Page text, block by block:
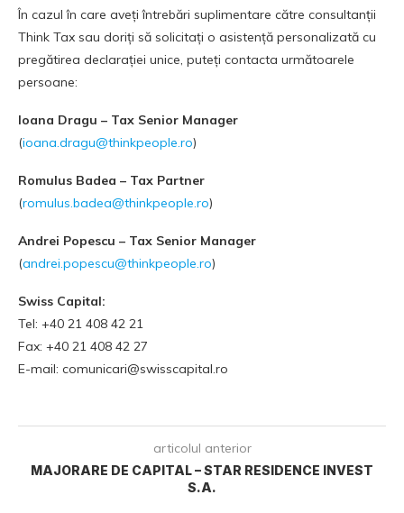
În cazul în care aveți întrebări suplimentare către consultanții
Think Tax sau doriți să solicitați o asistență personalizată cu
pregătirea declarației unice, puteți contacta următoarele
persoane:
Ioana Dragu – Tax Senior Manager
(ioana.dragu@thinkpeople.ro)
Romulus Badea – Tax Partner
(romulus.badea@thinkpeople.ro)
Andrei Popescu – Tax Senior Manager
(andrei.popescu@thinkpeople.ro)
Swiss Capital:
Tel: +40 21 408 42 21
Fax: +40 21 408 42 27
E-mail: comunicari@swisscapital.ro
articolul anterior
MAJORARE DE CAPITAL – STAR RESIDENCE INVEST
S.A.